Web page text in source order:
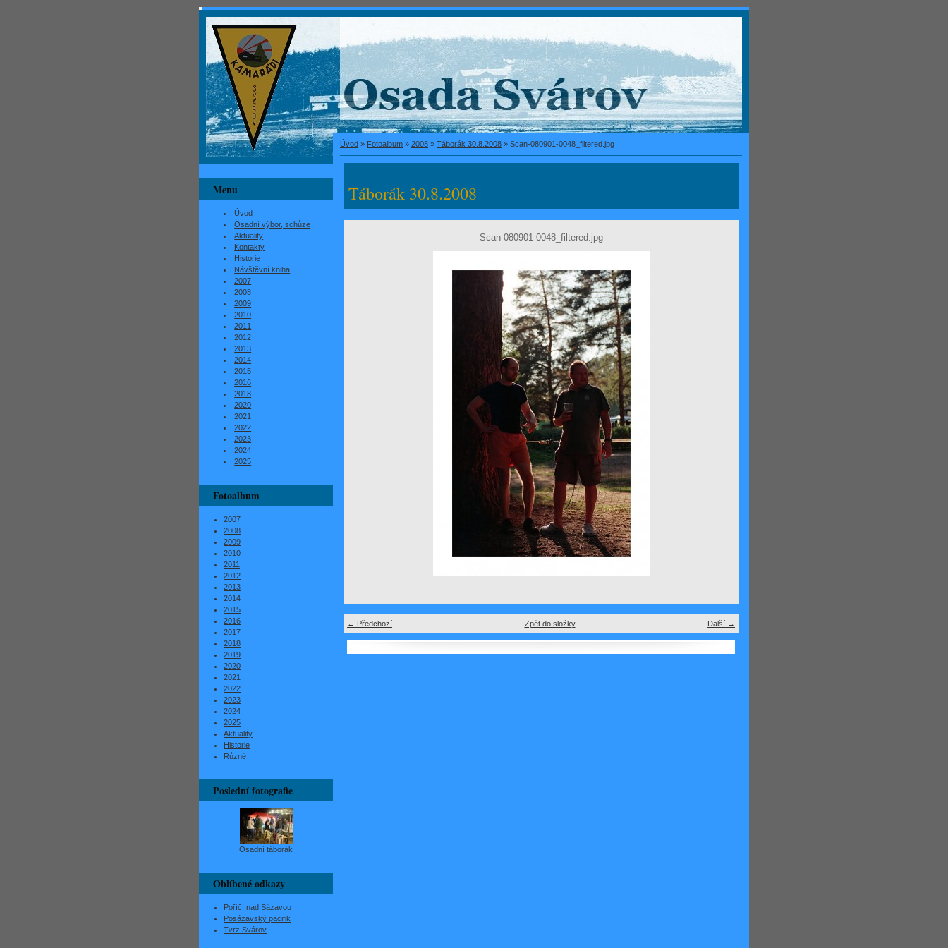
Úvod » Fotoalbum » 2008 » Táborák 30.8.2008 » Scan-080901-0048_filtered.jpg
Táborák 30.8.2008
Scan-080901-0048_filtered.jpg
← Předchozí Další →
Zpět do složky
Menu
Úvod
Osadní výbor, schůze
Aktuality
Kontakty
Historie
Návštěvní kniha
2007
2008
2009
2010
2011
2012
2013
2014
2015
2016
2018
2020
2021
2022
2023
2024
2025
Fotoalbum
2007
2008
2009
2010
2011
2012
2013
2014
2015
2016
2017
2018
2019
2020
2021
2022
2023
2024
2025
Aktuality
Historie
Různé
Poslední fotografie
Osadní táborák
Oblíbené odkazy
Poříčí nad Sázavou
Posázavský pacifik
Tvrz Svárov